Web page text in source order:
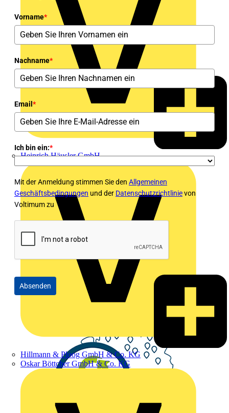
Heinrich Häusler GmbH
Hillmann & Ploog GmbH & Co. KG
Oskar Böttcher GmbH & Co. KG
Vorname*
Nachname*
Email *
Ich bin ein:*
Mit der Anmeldung stimmen Sie den Allgemeinen
Geschäftsbedingungen und der Datenschutzrichtlinievon
Voltimum zu
Absenden